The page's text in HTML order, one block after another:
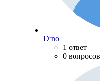
Drno
1 ответ
0 вопросов